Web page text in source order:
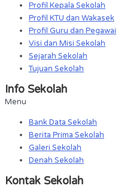
Profil Kepala Sekolah
Profil KTU dan Wakasek
Profil Guru dan Pegawai
Visi dan Misi Sekolah
Sejarah Sekolah
Tujuan Sekolah
Info Sekolah
Menu
Bank Data Sekolah
Berita Prima Sekolah
Galeri Sekolah
Denah Sekolah
Kontak Sekolah